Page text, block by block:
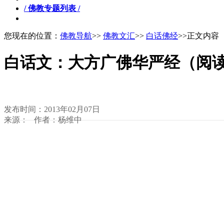
/ 佛教专题列表 /
您现在的位置： 佛教导航>> 佛教文汇>> 白话佛经>>正文内容
白话文：大方广佛华严经（阅
发布时间：2013年02月07日
来源： 作者：杨维中